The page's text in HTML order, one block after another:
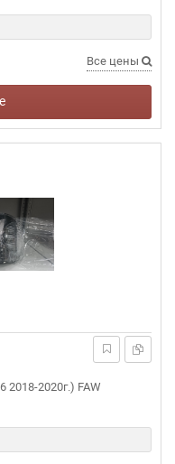
Все цены
2020г.) FAW